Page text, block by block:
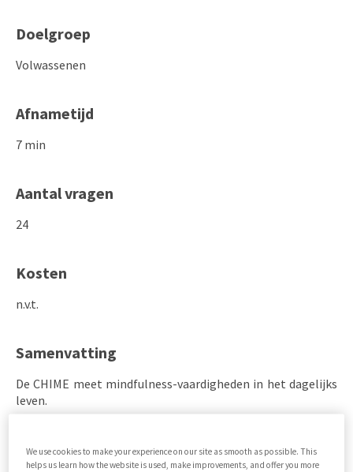
Doelgroep
Volwassenen
Afnametijd
7 min
Aantal vragen
24
Kosten
n.v.t.
Samenvatting
De CHIME meet mindfulness-vaardigheden in het dagelijks
leven.
CHIME vs. de MAAS en de FFMQ
We use cookies to make your experience on our site as smooth as possible. This
helps us learn how the website is used, make improvements, and offer you more